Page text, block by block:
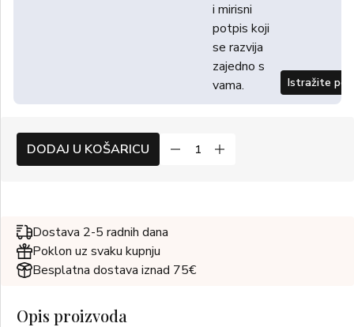
i mirisni
potpis koji
se razvija
zajedno s
vama.
Istražite
DODAJ U KOŠARICU
Dostava 2-5 radnih dana
Poklon uz svaku kupnju
Besplatna dostava iznad 75€
Opis proizvoda